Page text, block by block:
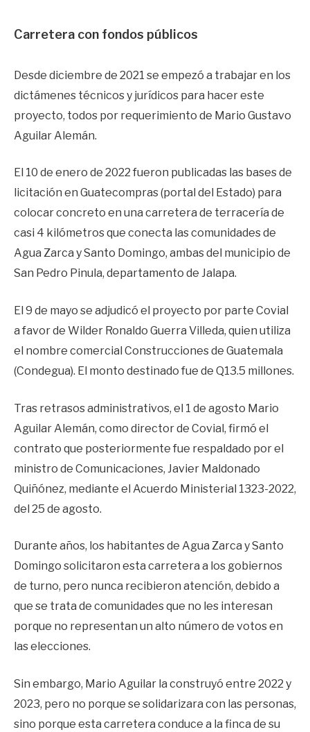
Carretera con fondos públicos
Desde diciembre de 2021 se empezó a trabajar en los
dictámenes técnicos y jurídicos para hacer este
proyecto, todos por requerimiento de Mario Gustavo
Aguilar Alemán.
El 10 de enero de 2022 fueron publicadas las bases de
licitación en Guatecompras (portal del Estado) para
colocar concreto en una carretera de terracería de
casi 4 kilómetros que conecta las comunidades de
Agua Zarca y Santo Domingo, ambas del municipio de
San Pedro Pinula, departamento de Jalapa.
El 9 de mayo se adjudicó el proyecto por parte Covial
a favor de Wilder Ronaldo Guerra Villeda, quien utiliza
el nombre comercial Construcciones de Guatemala
(Condegua). El monto destinado fue de Q13.5 millones.
Tras retrasos administrativos, el 1 de agosto Mario
Aguilar Alemán, como director de Covial, firmó el
contrato que posteriormente fue respaldado por el
ministro de Comunicaciones, Javier Maldonado
Quiñónez, mediante el Acuerdo Ministerial 1323-2022,
del 25 de agosto.
Durante años, los habitantes de Agua Zarca y Santo
Domingo solicitaron esta carretera a los gobiernos
de turno, pero nunca recibieron atención, debido a
que se trata de comunidades que no les interesan
porque no representan un alto número de votos en
las elecciones.
Sin embargo, Mario Aguilar la construyó entre 2022 y
2023, pero no porque se solidarizara con las personas,
sino porque esta carretera conduce a la finca de su